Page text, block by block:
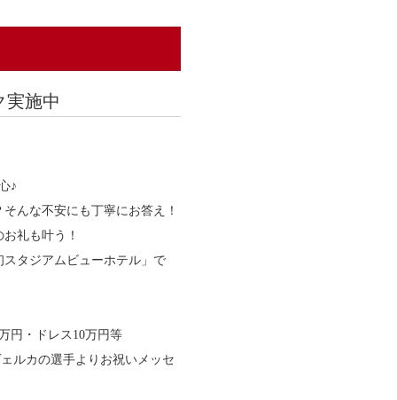
実施中
♪
んな不安にも丁寧にお答え！
礼も叶う！
タジアムビューホテル」で
円・ドレス10万円等
ルカの選手よりお祝いメッセ